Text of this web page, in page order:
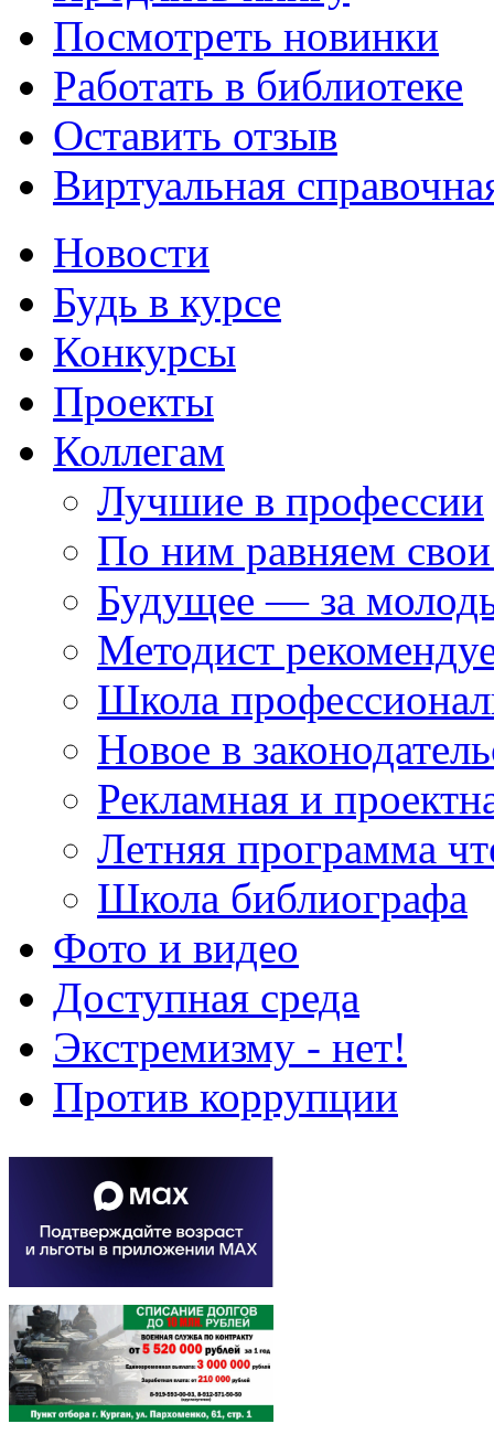
Посмотреть новинки
Работать в библиотеке
Оставить отзыв
Виртуальная
Новости
Будь в курсе
Конкурсы
Проекты
Коллегам
Лучшие в профессии
По ним равняем
Будущее — за
Методист
Школа
Новое в
Рекламная и
Летняя программа
Школа библиографа
Фото и видео
Доступная среда
Экстремизму - нет!
Против коррупции